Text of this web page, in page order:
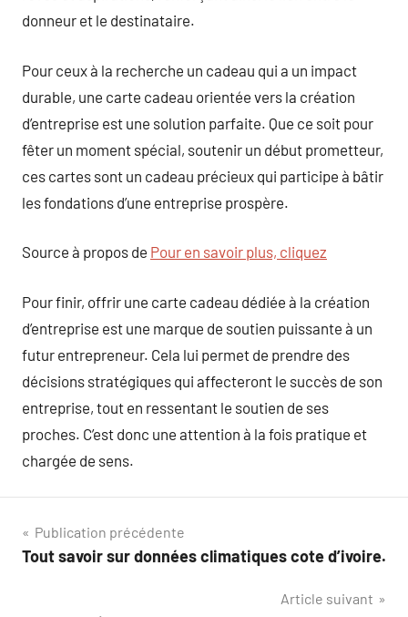
donneur et le destinataire.
Pour ceux à la recherche un cadeau qui a un impact
durable, une carte cadeau orientée vers la création
d’entreprise est une solution parfaite. Que ce soit pour
fêter un moment spécial, soutenir un début prometteur,
ces cartes sont un cadeau précieux qui participe à bâtir
les fondations d’une entreprise prospère.
Source à propos de Pour en savoir plus, cliquez
Pour finir, offrir une carte cadeau dédiée à la création
d’entreprise est une marque de soutien puissante à un
futur entrepreneur. Cela lui permet de prendre des
décisions stratégiques qui affecteront le succès de son
entreprise, tout en ressentant le soutien de ses
proches. C’est donc une attention à la fois pratique et
chargée de sens.
Navigation
de
Publication précédente
Tout savoir sur données climatiques cote d’ivoire.
Article suivant